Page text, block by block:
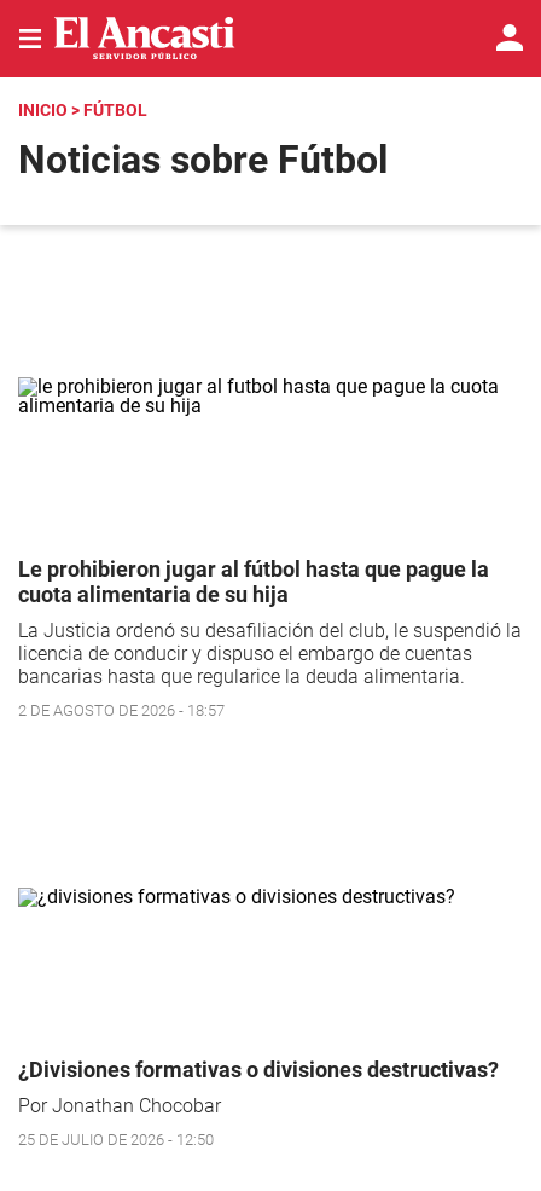
INICIO > FÚTBOL
Noticias sobre Fútbol
Le prohibieron jugar al fútbol hasta que pague la
cuota alimentaria de su hija
La Justicia ordenó su desafiliación del club, le suspendió la
licencia de conducir y dispuso el embargo de cuentas
bancarias hasta que regularice la deuda alimentaria.
2 DE AGOSTO DE 2026 - 18:57
¿Divisiones formativas o divisiones destructivas?
Por Jonathan Chocobar
25 DE JULIO DE 2026 - 12:50